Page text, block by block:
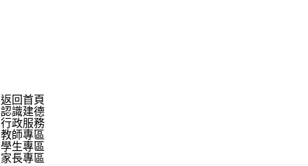
返回首頁
認識建德
行政服務
教師專區
學生專區
家長專區